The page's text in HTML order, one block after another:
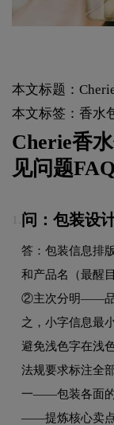
本文标题：
本文标签：香水
Cherie香
见问题FAQ
问：包装设
答：包装信息排
和产品名（最醒
②主次分明——品
之，小字信息最
避免浅色字在浅
法规要求标注全
一——包装各面的
——提炼核心卖